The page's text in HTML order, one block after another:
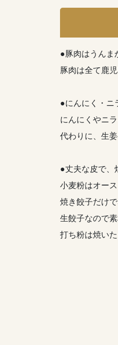
●豚肉はうん
豚肉は全て鹿
●にんにく・
にんにくやニ
代わりに、生
●丈夫な皮で、
小麦粉はオー
焼き餃子だけ
生餃子なので
打ち粉は焼い